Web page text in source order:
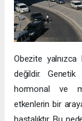
Obezite
değildir. Genetik
hormonal ve
etkenlerin bir